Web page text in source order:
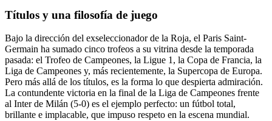
Títulos y una filosofía de juego
Bajo la dirección del exseleccionador de la Roja, el Paris Saint-
Germain ha sumado cinco trofeos a su vitrina desde la temporada
pasada: el Trofeo de Campeones, la Ligue 1, la Copa de Francia, la
Liga de Campeones y, más recientemente, la Supercopa de Europa.
Pero más allá de los títulos, es la forma lo que despierta admiración.
La contundente victoria en la final de la Liga de Campeones frente
al Inter de Milán (5-0) es el ejemplo perfecto: un fútbol total,
brillante e implacable, que impuso respeto en la escena mundial.